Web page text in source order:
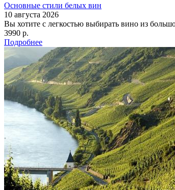
Основные стили белых вин
10 августа 2026
Вы хотите с легкостью выбирать вино из
3990 р.
Подробнее